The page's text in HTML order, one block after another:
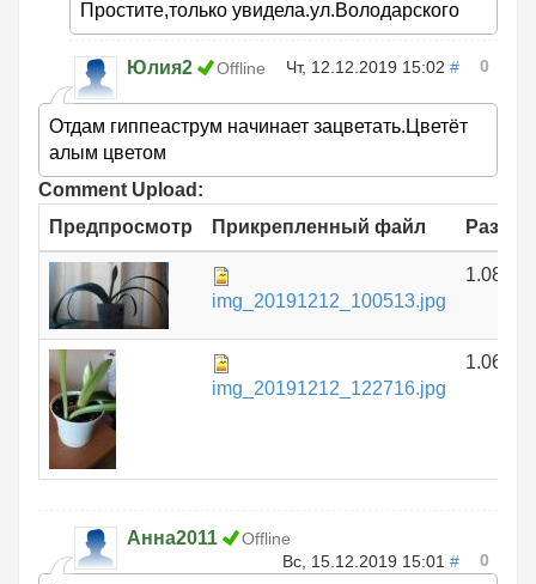
Простите,только увидела.ул.Володарского
Юлия2 Offline Чт, 12.12.2019 15:02 # 0
Отдам гиппеаструм начинает зацветать.Цветёт
алым цветом
Comment Upload:
Предпросмотр
Прикрепленный файл Размер
img_20191212_100513.jpg
1.08 МБ
img_20191212_122716.jpg
1.06 МБ
Анна2011
Offline
Вс, 15.12.2019 15:01 # 0